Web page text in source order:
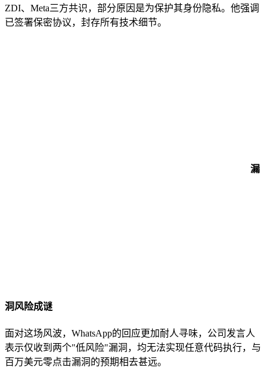
ZDI、Meta三方共识，部分原因是为保护其身份隐私。他强调
已签署保密协议，封存所有技术细节。
漏
洞风险成谜
面对这场风波，WhatsApp的回应更加耐人寻味，公司发言人
表示仅收到两个"低风险"漏洞，均无法实现任意代码执行，与
百万美元零点击漏洞的预期相去甚远。